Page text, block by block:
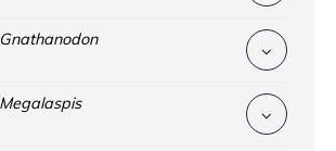
Gnathanodon
Megalaspis